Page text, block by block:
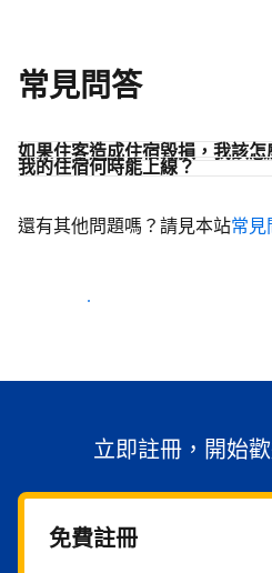
常見問答
如果住客造成住宿毀損，我該怎
我的住宿何時能上線？
還有其他問題嗎？請見本站常見
開始迎接住客
立即註冊，開始
免費註冊